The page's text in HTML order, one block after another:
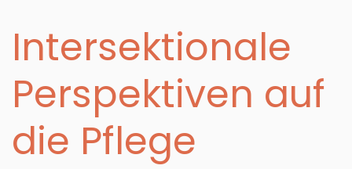
Intersektionale
Perspektiven auf
die Pflege